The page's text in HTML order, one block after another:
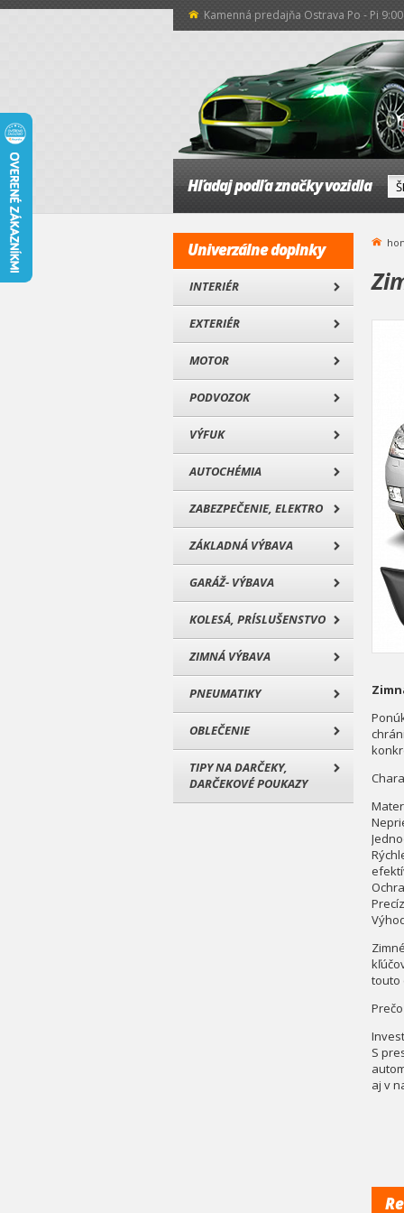
Kamenná predajňa Ostrava Po - Pi
Hľadaj podľa značky vozidla
Univerzálne doplnky
INTERIÉR
EXTERIÉR
MOTOR
PODVOZOK
VÝFUK
AUTOCHÉMIA
ZABEZPEČENIE, ELEKTRO
ZÁKLADNÁ VÝBAVA
GARÁŽ- VÝBAVA
KOLESÁ, PRÍSLUŠENSTVO
ZIMNÁ VÝBAVA
PNEUMATIKY
OBLEČENIE
TIPY NA DARČEKY,
DARČEKOVÉ POUKAZY
touto
S
aj v